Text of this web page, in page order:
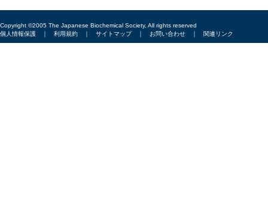
Copyright ©2005 The Japanese Biochemical Society, All rights reserved
個人情報保護 ｜ 利用規約 ｜ サイトマップ｜ お問い合わせ ｜ 関連リンク